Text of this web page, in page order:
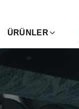
ÜRÜNLER